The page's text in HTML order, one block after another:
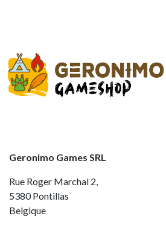
Geronimo Games SRL
Rue Roger Marchal 2,
5380 Pontillas
Belgique